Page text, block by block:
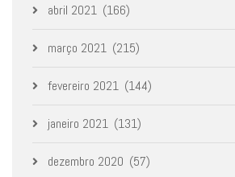
abril 2021 (166)
março 2021 (215)
fevereiro 2021 (144)
janeiro 2021 (131)
dezembro 2020 (57)